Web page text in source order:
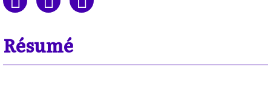
Résumé